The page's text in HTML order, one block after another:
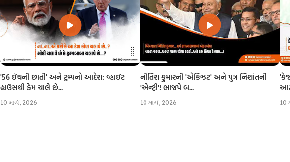
'56 ઇંચની છાતી' અને ટ્રમ્પનો આદેશ: વ્હાઇટ
હાઉસથી કેમ ચાલે છે...
10 માર્ચ, 2026
નીતિશ કુમારની 'એક્ઝિટ' અને પુત્ર નિશાંતની
'એન્ટ્રી'! ભાજપે બ...
10 માર્ચ, 2026 10